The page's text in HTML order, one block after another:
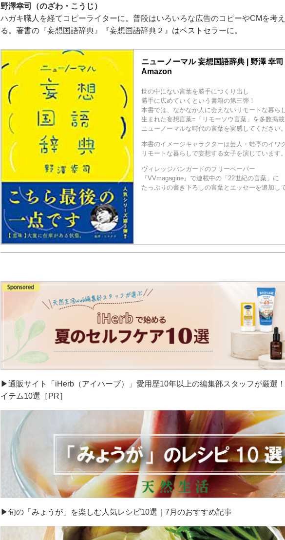
野澤幸司（のざわ・こうじ）
ハガキ職人を経てコピーライターに。普段はいろいろな広告のコピーやCMを考
る。著書の『妄想国語辞典』『妄想国語辞典２』はベストセラーに。
ニューノーマル 妄想国語辞典 | 野澤 幸司
Amazon
世の中にない言葉を勝手につくり出し
勝手に広めていくという書籍の第三弾！
本書では、なかなか人に会えないリモートな暮ら
生まれた妄想言葉=「リモーソウ言葉」を多数掲載
ニューノーマルな時代の言葉を実感してください。
本書のイメージキャラクターは芸人・蛙亭のイワ
リモートな暮らしで妄想する女子を演じています。
ヴィレッジバンガードのフリーペーパー
『VVmagagine』で連載中の「22世紀の言葉」に
たっぷりの書き下ろしの言葉とエッセーを追加し
▶通販サイト「iHerb（アイハーブ）」愛用歴10年以上の編集部スタッフが厳選
イテム10選［PR］
▶旬の「みょうが」を楽しむ人気レシピ10選｜7月のおすすめ記事